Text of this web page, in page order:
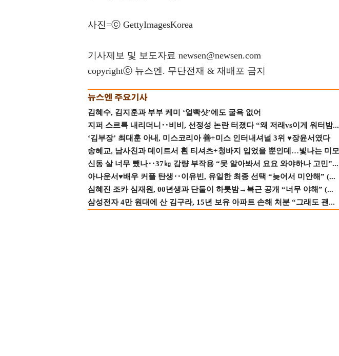
사진=ⓒ GettyImagesKorea
기사제보 및 보도자료 newsen@newsen.com
copyrightⓒ 뉴스엔. 무단전재 & 재배포 금지
김혜수, 김지훈과 부부 케미 ‘얼빡샷’에도 굴욕 없어
지퍼 스르륵 내리더니‥비비, 선정성 논란 터졌다 “왜 저래vs이게 워터밤...
‘김부장’ 최대훈 아내, 미스코리아 善+미스 인터내셔널 3위 ♥장윤서였다
송혜교, 남사친과 데이트서 흰 티셔츠+청바지 입었을 뿐인데…빛나는 미모
신동 살 너무 뺐나‥37㎏ 감량 부작용 “못 알아봐서 요요 와야하나 고민”...
아나운서♥배우 커플 탄생‥이유빈, 유일한 최종 선택 “늦어서 미안해” (...
심혜진 조카 심재원, 00년생과 단둘이 하룻밤→복근 공개 “너무 야해” (...
삼성전자 4만 원대에 산 김구라, 15년 보유 아파트 손해 처분 “그래도 괜...